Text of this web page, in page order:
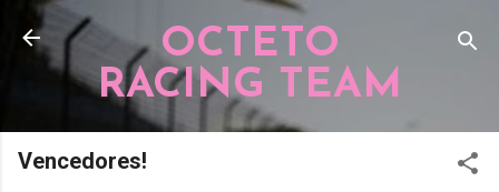
Pular para o conteúdo principal
OCTETO
RACING TEAM
Vencedores!